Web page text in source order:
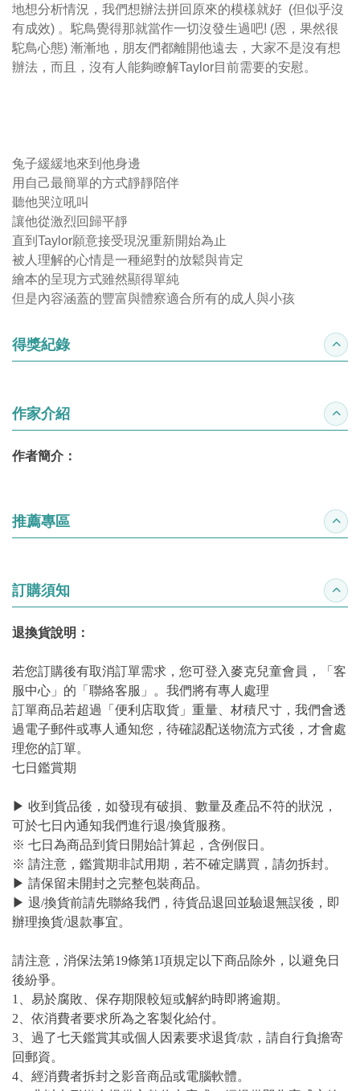
地想分析情況，我們想辦法拼回原來的模樣就好 (但似乎沒
有成效) 。駝鳥覺得那就當作一切沒發生過吧! (恩，果然很
駝鳥心態) 漸漸地，朋友們都離開他遠去，大家不是沒有想
辦法，而且，沒有人能夠瞭解Taylor目前需要的安慰。
兔子緩緩地來到他身邊
用自己最簡單的方式靜靜陪伴
聽他哭泣吼叫
讓他從激烈回歸平靜
直到Taylor願意接受現況重新開始為止
被人理解的心情是一種絕對的放鬆與肯定
繪本的呈現方式雖然顯得單純
但是內容涵蓋的豐富與體察適合所有的成人與小孩
得獎紀錄 收合
作家介紹 收合
作者簡介：
推薦專區 收合
訂購須知 收合
退換貨說明：
若您訂購後有取消訂單需求，您可登入麥克兒童會員，「客
服中心」的「聯絡客服」。我們將有專人處理
訂單商品若超過「便利店取貨」重量、材積尺寸，我們會透
過電子郵件或專人通知您，待確認配送物流方式後，才會處
理您的訂單。
七日鑑賞期
▶ 收到貨品後，如發現有破損、數量及產品不符的狀況，
可於七日內通知我們進行退/換貨服務。
※ 七日為商品到貨日開始計算起，含例假日。
※ 請注意，鑑賞期非試用期，若不確定購買，請勿拆封。
▶ 請保留未開封之完整包裝商品。
▶ 退/換貨前請先聯絡我們，待貨品退回並驗退無誤後，即
辦理換貨/退款事宜。
請注意，消保法第19條第1項規定以下商品除外，以避免日
後紛爭。
1、易於腐敗、保存期限較短或解約時即將逾期。
2、依消費者要求所為之客製化給付。
3、過了七天鑑賞其或個人因素要求退貨/款，請自行負擔寄
回郵資。
4、經消費者拆封之影音商品或電腦軟體。